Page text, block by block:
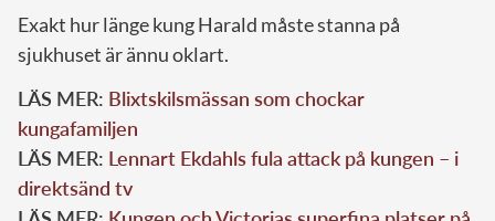
Exakt hur länge kung Harald måste stanna på
sjukhuset är ännu oklart.
LÄS MER: Blixtskilsmässan som chockar
kungafamiljen
LÄS MER: Lennart Ekdahls fula attack på kungen – i
direktsänd tv